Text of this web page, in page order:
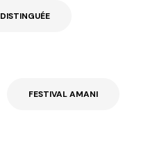
FESTIVAL AMANI